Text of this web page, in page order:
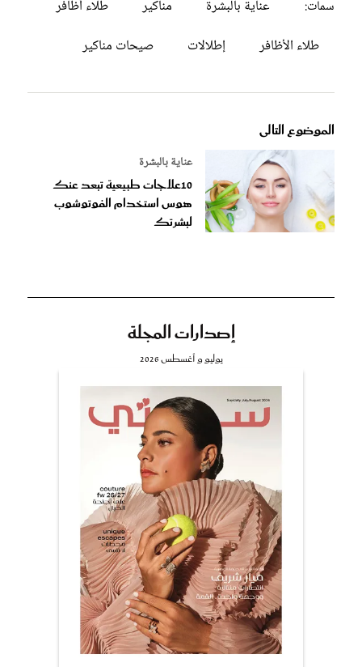
سمات: عناية بالبشرة مناكير
طلاء أظافر
طلاء الأظافر
إطلالات صيحات مناكير
الموضوع التالى
عناية بالبشرة
10علاجات طبيعية تبعد عنك
هوس استخدام الفوتوشوب
لبشرتك
إصدارات المجلة
يوليو و أغسطس 2026